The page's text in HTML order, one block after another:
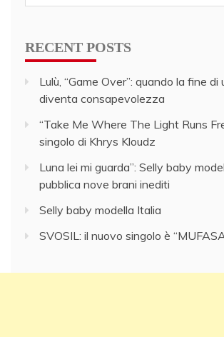
for:
RECENT POSTS
Lulù, “Game Over”: quando la fine di
diventa consapevolezza
“Take Me Where The Light Runs
singolo di Khrys Kloudz
Luna lei mi guarda”: Selly baby
pubblica nove brani inediti
Selly baby modella Italia
SVOSIL: il nuovo singolo è